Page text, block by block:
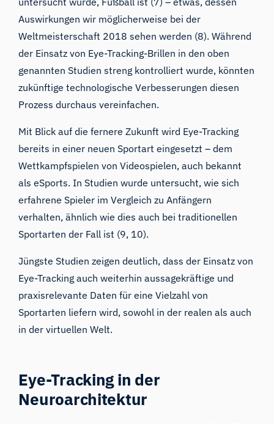
Auswirkungen wir möglicherweise bei der
Weltmeisterschaft 2018 sehen werden (8). Während
der Einsatz von Eye-Tracking-Brillen in den oben
genannten Studien streng kontrolliert wurde, könnten
zukünftige technologische Verbesserungen diesen
Prozess durchaus vereinfachen.
Mit Blick auf die fernere Zukunft wird Eye-Tracking
bereits in einer neuen Sportart eingesetzt – dem
Wettkampfspielen von Videospielen, auch bekannt
als eSports. In Studien wurde untersucht, wie sich
erfahrene Spieler im Vergleich zu Anfängern
verhalten, ähnlich wie dies auch bei traditionellen
Sportarten der Fall ist (9, 10).
Jüngste Studien zeigen deutlich, dass der Einsatz von
Eye-Tracking auch weiterhin aussagekräftige und
praxisrelevante Daten für eine Vielzahl von
Sportarten liefern wird, sowohl in der realen als auch
in der virtuellen Welt.
Eye-Tracking in der
Neuroarchitektur